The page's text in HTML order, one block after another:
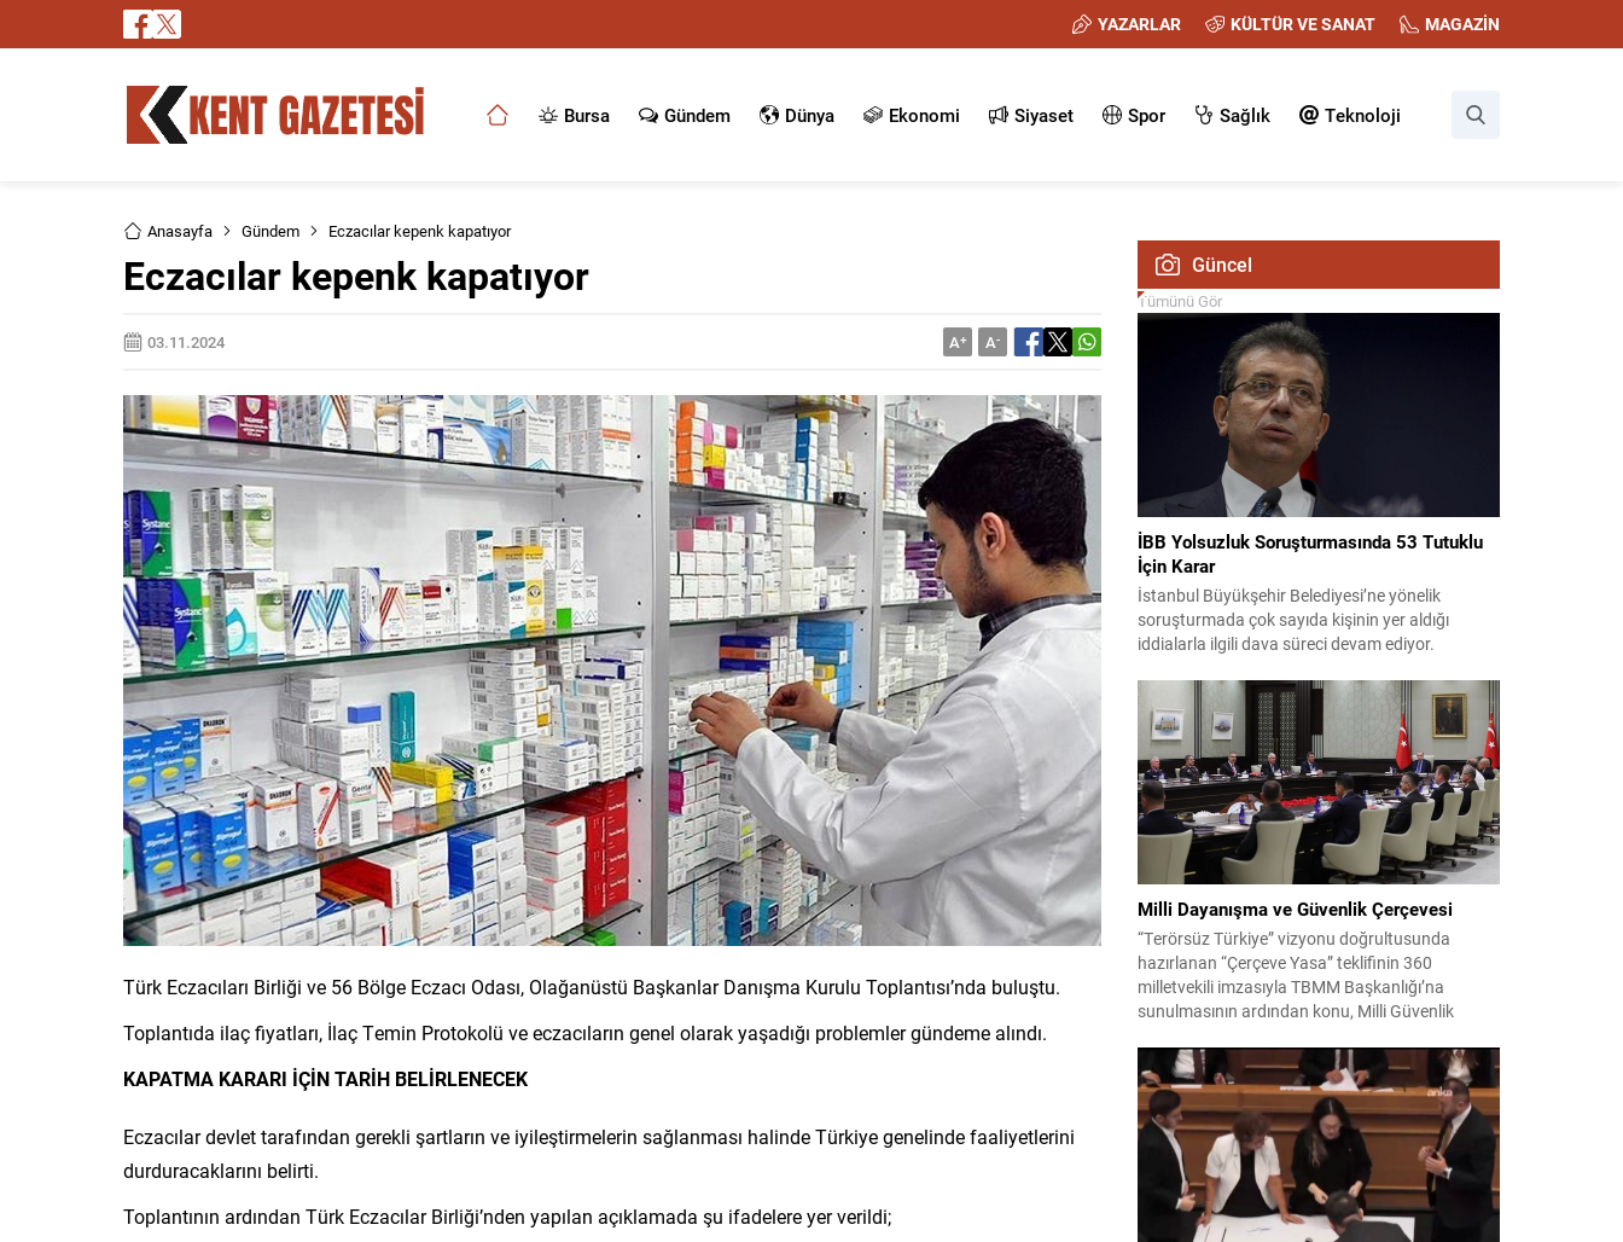
YAZARLAR KÜLTÜR VE SANAT MAGAZİN
Bursa Gündem Dünya Ekonomi Siyaset Spor Sağlık Teknoloji
Anasayfa Gündem Eczacılar kepenk kapatıyor
Eczacılar kepenk kapatıyor
03.11.2024 A+ A-
Türk Eczacıları Birliği ve 56 Bölge Eczacı Odası, Olağanüstü Başkanlar Danışma Kurulu Toplantısı’nda buluştu.
Toplantıda ilaç fiyatları, İlaç Temin Protokolü ve eczacıların genel olarak yaşadığı problemler gündeme alındı.
KAPATMA KARARI İÇİN TARİH BELİRLENECEK
Eczacılar devlet tarafından gerekli şartların ve iyileştirmelerin sağlanması halinde Türkiye genelinde faaliyetlerini
durduracaklarını belirti.
Toplantının ardından Türk Eczacılar Birliği’nden yapılan açıklamada şu ifadelere yer verildi;
Güncel
Tümünü Gör
İBB Yolsuzluk Soruşturmasında 53 Tutuklu
İçin Karar
İstanbul Büyükşehir Belediyesi’ne yönelik
soruşturmada çok sayıda kişinin yer aldığı
iddialarla ilgili dava süreci devam ediyor.
sanıkların tutukluluk hallerini ayrı ayrı
değerlendirdi. İnceleme sonucunda, aralarında
Ekrem İmamoğlu’nun da bulunduğu 53 tutuklu
hakkında tutukluluk hallerinin sürdürülmesine
karar verildi. İddialar ve değerlendirilen talepler
Soruşturma kapsamında sanıklara yöneltilen...
Milli Dayanışma ve Güvenlik Çerçevesi
“Terörsüz Türkiye” vizyonu doğrultusunda
hazırlanan “Çerçeve Yasa” teklifinin 360
milletvekili imzasıyla TBMM Başkanlığı’na
sunulmasının ardından konu, Milli Güvenlik
Toplantı sonrası yayımlanan sekiz maddelik
bildiri, ülke güvenliği ve bölgesel gelişmelere dair
değerlendirmeleri içermektedir. Yaklaşık 2 saat
15 dakika süren oturumun sonuç metninde;
terörle mücadele, bölgesel istikrar,...